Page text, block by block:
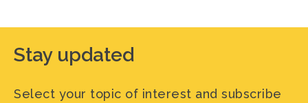
Stay updated
Select your topic of interest and subscribe